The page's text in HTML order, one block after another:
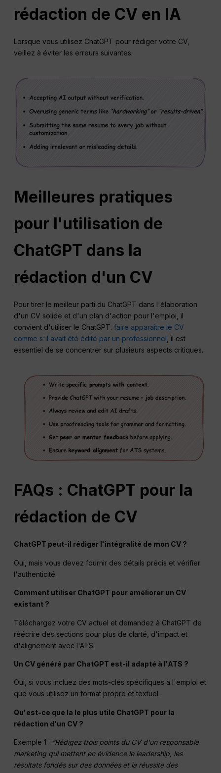
rédaction de CV en IA
Lorsque vous utilisez ChatGPT pour rédiger votre CV,
veillez à éviter les erreurs suivantes.
Meilleures pratiques
pour l'utilisation de
ChatGPT dans la
rédaction d'un CV
Pour tirer le meilleur parti du ChatGPT dans l'élaboration
d'un CV solide et d'un plan d'action pour l'emploi, il
convient d'utiliser le ChatGPT.faire apparaître le CV
comme s'il avait été édité par un professionnel , il est
essentiel de se concentrer sur plusieurs aspects critiques.
FAQs : ChatGPT pour la
rédaction de CV
ChatGPT peut-il rédiger l'intégralité de mon CV ?
Oui, mais vous devez fournir des détails précis et vérifier
l'authenticité.
Comment utiliser ChatGPT pour améliorer un CV
existant ?
Téléchargez votre CV actuel et demandez à ChatGPT de
réécrire des sections pour plus de clarté, d'impact et
d'alignement avec l'ATS.
Un CV généré par ChatGPT est-il adapté à l'ATS ?
Oui, si vous incluez des mots-clés spécifiques à l'emploi et
que vous utilisez un format propre et textuel.
Qu'est-ce que la le plus utile ChatGPT pour la
rédaction d'un CV ?
Exemple 1 : “Rédigez trois points du CV d'un responsable
marketing qui mettent en évidence le leadership, les
résultats fondés sur des données et la réussite des